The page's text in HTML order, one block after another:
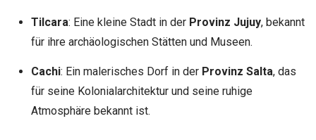
Tilcara: Eine kleine Stadt in der Provinz Jujuy, bekannt
für ihre archäologischen Stätten und Museen.
Cachi: Ein malerisches Dorf in der Provinz Salta, das
für seine Kolonialarchitektur und seine ruhige
Atmosphäre bekannt ist.